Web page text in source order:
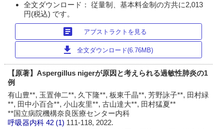
全文ダウンロード： 従量制、基本料金制の方共に2,013
円(税込) です。
article アブストラクトを見る
download 全文ダウンロード(6.76MB)
【原著】Aspergillus nigerが原因と考えられる過敏性肺炎の1
例
有山豊**, 玉置伸二**, 久下隆**, 板東千晶**, 芳野詠子**, 田村緑
**, 田中小百合**, 小山友里**, 古山達大**, 田村猛夏**
**国立病院機構奈良医療センター内科
呼吸器内科 42 (1) 111-118, 2022.